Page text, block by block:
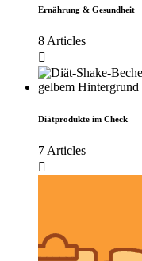
Ernährung & Gesundheit
8 Articles
Diätprodukte im Check
7 Articles